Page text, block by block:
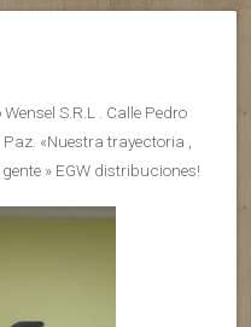
S.R.L . Calle Pedro
«Nuestra trayectoria ,
» EGW distribuciones!